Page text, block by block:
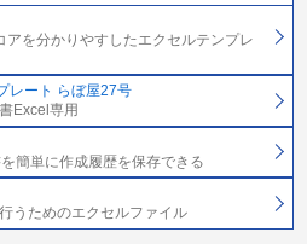
を分かりやすしたエクセルテンプレ
レート らぼ屋27号
Excel専用
簡単に作成履歴を保存できる
うためのエクセルファイル